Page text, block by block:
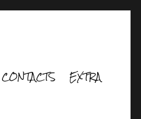
CONTACTS EXTRA